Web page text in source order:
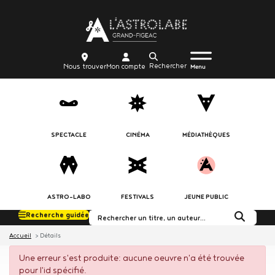
au
contenu
principal
Body
trouver
Nous trouvercompte
Mon compte
Recherche
Menu
burger
Body
icon_trigger
Menu
SPECTACLE CINÉMA MÉDIATHÈQUES
ASTRO-LABO FESTIVALS JEUNE PUBLIC
Rechercher dans le
Recherche guidée
Accueil Détails
Une erreur s'est produite: aucune oeuvre n'a été trouvée
pour l'id spécifié.